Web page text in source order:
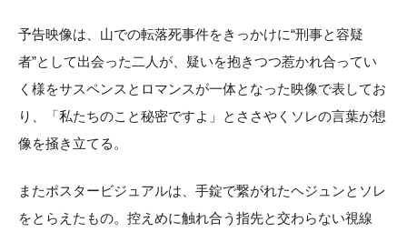
予告映像は、山での転落死事件をきっかけに“刑事と容疑
者”として出会った二人が、疑いを抱きつつ惹かれ合ってい
く様をサスペンスとロマンスが一体となった映像で表してお
り、「私たちのこと秘密ですよ」とささやくソレの言葉が想
像を掻き立てる。
またポスタービジュアルは、手錠で繋がれたヘジュンとソレ
をとらえたもの。控えめに触れ合う指先と交わらない視線